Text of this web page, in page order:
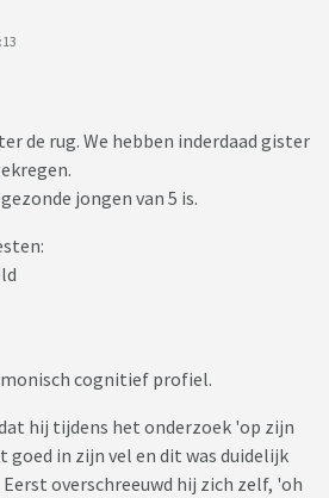
de rug. We hebben inderdaad gister
jongen van 5 is.
cognitief profiel.
hij tijdens het onderzoek 'op zijn
goed in zijn vel en dit was duidelijk
overschreeuwd hij zich zelf, 'oh